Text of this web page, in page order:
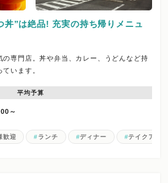
丼”は絶品! 充実の持ち帰りメニュ
の専門店。丼や弁当、カレー、うどんなど持
います。
平均予算
～
歓迎 ランチ ディナー テイクアウト